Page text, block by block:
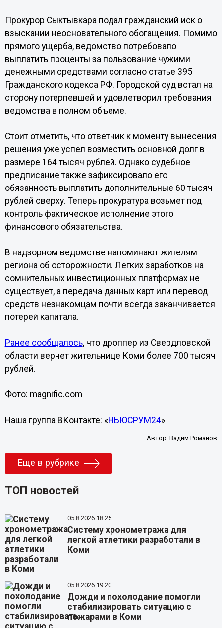
Прокурор Сыктывкара подал гражданский иск о
взыскании неосновательного обогащения. Помимо
прямого ущерба, ведомство потребовало
выплатить проценты за пользование чужими
денежными средствами согласно статье 395
Гражданского кодекса РФ. Городской суд встал на
сторону потерпевшей и удовлетворил требования
ведомства в полном объеме.
Стоит отметить, что ответчик к моменту вынесения
решения уже успел возместить основной долг в
размере 164 тысяч рублей. Однако судебное
предписание также зафиксировало его
обязанность выплатить дополнительные 60 тысяч
рублей сверху. Теперь прокуратура возьмет под
контроль фактическое исполнение этого
финансового обязательства.
В надзорном ведомстве напоминают жителям
региона об осторожности. Легких заработков на
сомнительных инвестиционных платформах не
существует, а передача данных карт или перевод
средств незнакомцам почти всегда заканчивается
потерей капитала.
Ранее сообщалось, что дроппер из Свердловской
области вернет жительнице Коми более 700 тысяч
рублей.
Фото: magnific.com
Наша группа ВКонтакте: «НЬЮСРУМ24»
Автор:Вадим Романов
Еще в рубрике
ТОП новостей
05.8.2026 18:25
Систему хронометража для
легкой атлетики разработали в
Коми
05.8.2026 19:20
Дожди и похолодание помогли
стабилизировать ситуацию с
пожарами в Коми